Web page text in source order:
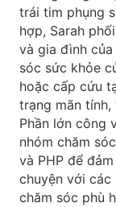
trái tim phụng
hợp, Sarah
và gia đình
sóc sức khỏe
hoặc cấp cứu
trạng mãn
Phần lớn công
nhóm chăm
và PHP để
chuyện với
chăm sóc phù